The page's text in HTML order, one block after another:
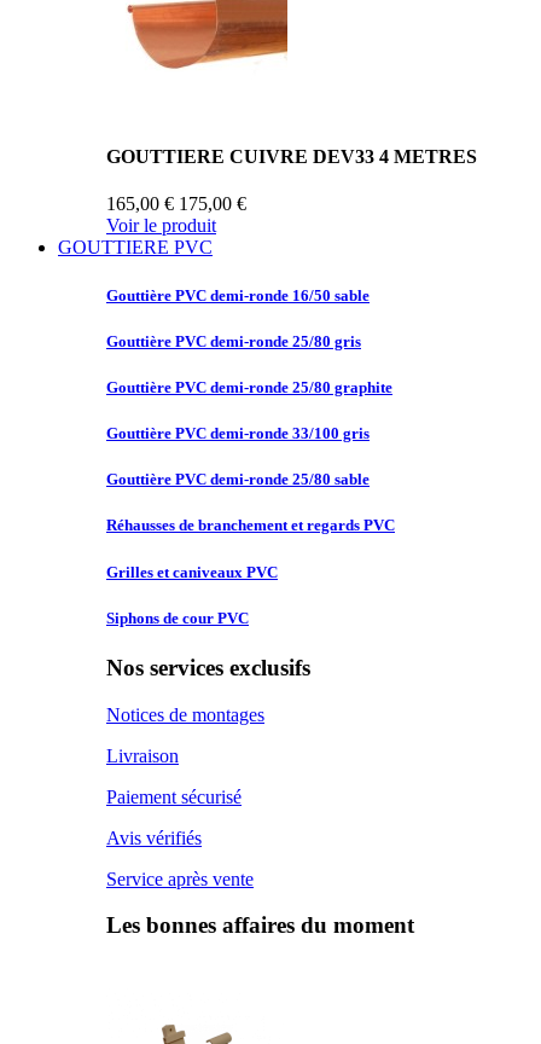
GOUTTIERE CUIVRE DEV33 4 METRES
165,00 € 175,00 €
Voir le produit
GOUTTIERE PVC
Gouttière PVC demi-ronde 16/50 sable
Gouttière PVC demi-ronde 25/80 gris
Gouttière PVC demi-ronde 25/80 graphite
Gouttière PVC demi-ronde 33/100 gris
Gouttière PVC demi-ronde 25/80 sable
Réhausses de branchement et regards PVC
Grilles et caniveaux PVC
Siphons de cour PVC
Nos services exclusifs
Notices de montages
Livraison
Paiement sécurisé
Avis vérifiés
Service après vente
Les bonnes affaires du moment